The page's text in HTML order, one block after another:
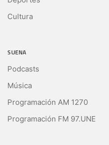
Cultura
SUENA
Podcasts
Música
Programación AM 1270
Programación FM 97.UNE